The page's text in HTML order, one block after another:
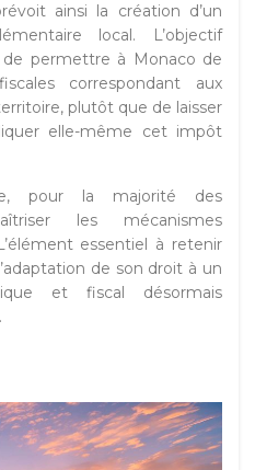
ainsi la création d’un
local. L’objectif
permettre à Monaco de
correspondant aux
plutôt que de laisser
elle-même cet impôt
pour la majorité des
les mécanismes
essentiel à retenir
de son droit à un
et fiscal désormais